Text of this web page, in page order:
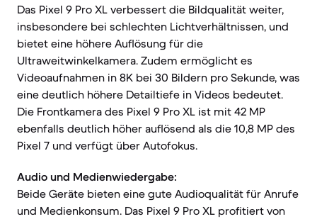
Das Pixel 9 Pro XL verbessert die Bildqualität weiter,
insbesondere bei schlechten Lichtverhältnissen, und
bietet eine höhere Auflösung für die
Ultraweitwinkelkamera. Zudem ermöglicht es
Videoaufnahmen in 8K bei 30 Bildern pro Sekunde, was
eine deutlich höhere Detailtiefe in Videos bedeutet.
Die Frontkamera des Pixel 9 Pro XL ist mit 42 MP
ebenfalls deutlich höher auflösend als die 10,8 MP des
Pixel 7 und verfügt über Autofokus.
Audio und Medienwiedergabe:
Beide Geräte bieten eine gute Audioqualität für Anrufe
und Medienkonsum. Das Pixel 9 Pro XL profitiert von